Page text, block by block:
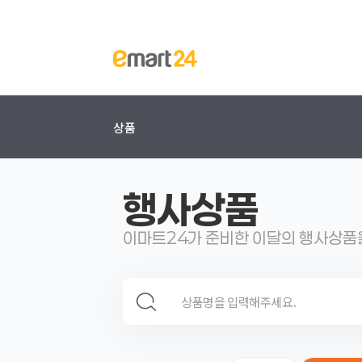
상품
행사상품
이마트24가 준비한 이달의 행사상품